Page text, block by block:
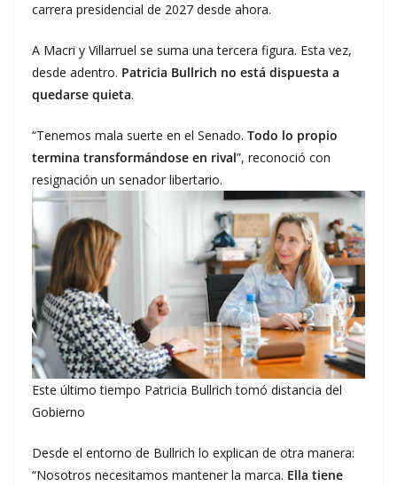
carrera presidencial de 2027 desde ahora.
A Macri y Villarruel se suma una tercera figura. Esta vez,
desde adentro. Patricia Bullrich no está dispuesta a
quedarse quieta.
“Tenemos mala suerte en el Senado. Todo lo propio
termina transformándose en rival”, reconoció con
resignación un senador libertario.
Este último tiempo Patricia Bullrich tomó distancia del
Gobierno
Desde el entorno de Bullrich lo explican de otra manera:
“Nosotros necesitamos mantener la marca. Ella tiene